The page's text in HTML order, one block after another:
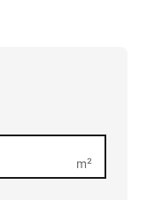
m²